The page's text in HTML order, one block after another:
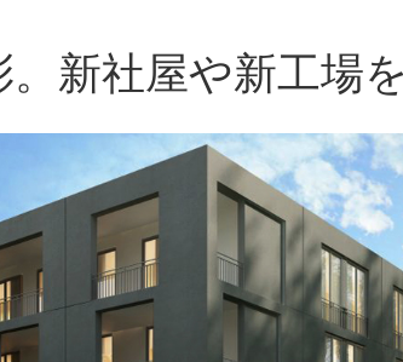
。新社屋や新工場